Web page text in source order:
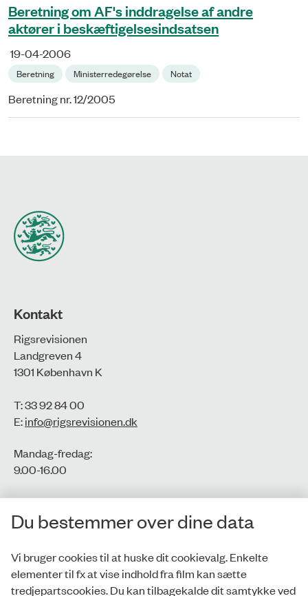
Beretning om AF's inddragelse af andre
aktører i beskæftigelsesindsatsen
19-04-2006
Beretning Ministerredegørelse Notat
Beretning nr. 12/2005
Kontakt
Rigsrevisionen
Landgreven 4
1301 København K
T: 33 92 84 00
E:info@rigsrevisionen.dk
Mandag-fredag:
9.00-16.00​
CVR-nr.: 77806113
EAN-nr.: 5798000016002
Privatlivspolitik
Du bestemmer over dine data
Vi bruger cookies til at huske dit cookievalg. Enkelte
elementer til fx at vise indhold fra film kan sætte
tredjepartscookies. Du kan tilbagekalde dit samtykke ved